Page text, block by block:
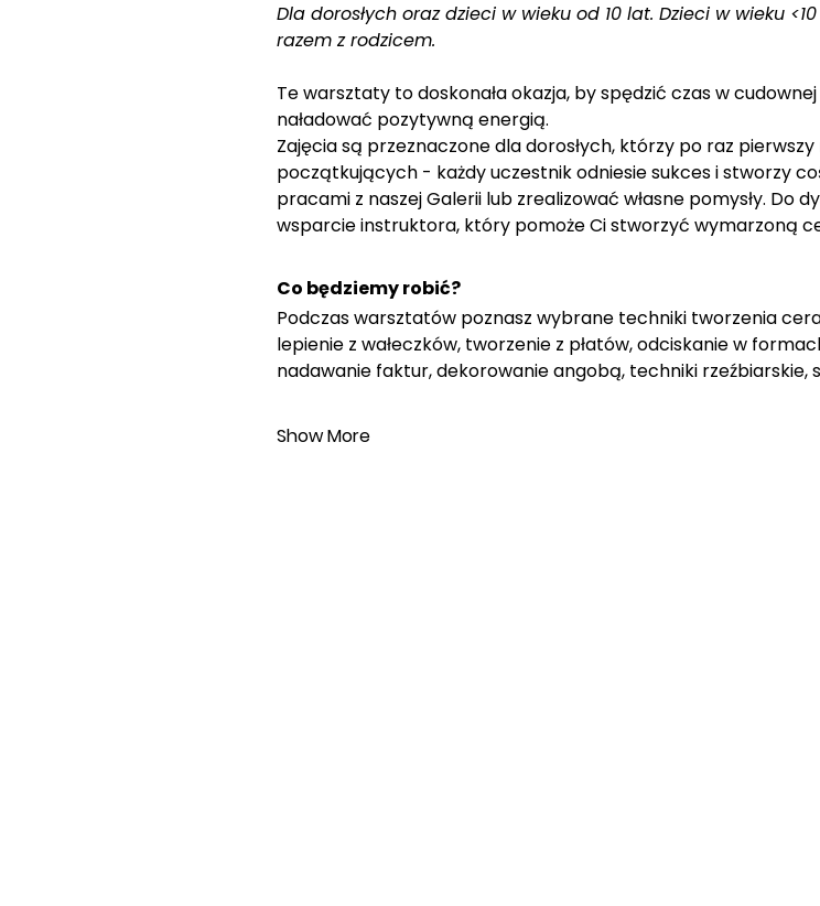
Dla dorosłych oraz dzieci w wieku od 10 lat. Dzieci w wieku
razem z rodzicem.
Te warsztaty to doskonała okazja, by spędzić czas w
naładować pozytywną energią.
Zajęcia są przeznaczone dla dorosłych, którzy po raz
początkujących - każdy uczestnik odniesie sukces i stworzy
pracami z naszej Galerii lub zrealizować własne pomysły. Do
wsparcie instruktora, który pomoże Ci stworzyć wymarzoną
Co będziemy robić?
Podczas warsztatów poznasz wybrane techniki tworzenia
lepienie z wałeczków, tworzenie z płatów, odciskanie w
nadawanie faktur, dekorowanie angobą, techniki rzeźbiarskie,
Show More